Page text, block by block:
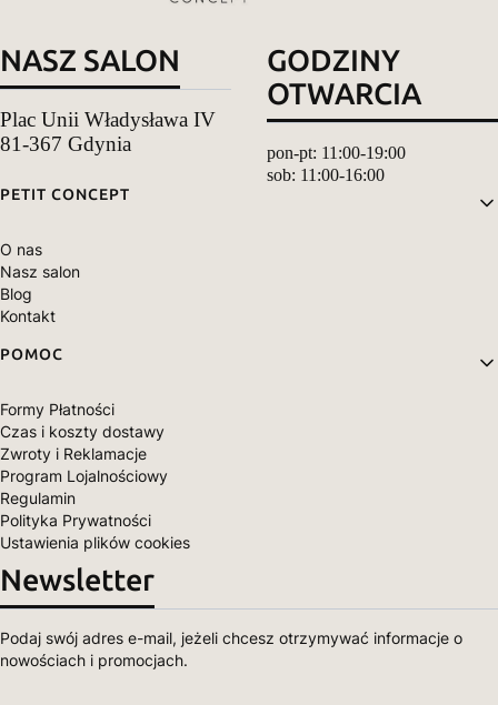
NASZ SALON
Plac Unii Władysława IV
81-367 Gdynia
GODZINY
OTWARCIA
pon-pt: 11:00-19:00
sob: 11:00-16:00
Linki w stopce
PETIT CONCEPT
O nas
Nasz salon
Blog
Kontakt
POMOC
Formy Płatności
Czas i koszty dostawy
Zwroty i Reklamacje
Program Lojalnościowy
Regulamin
Polityka Prywatności
Ustawienia plików cookies
Newsletter
Podaj swój adres e-mail, jeżeli chcesz otrzymywać informacje o
nowościach i promocjach.